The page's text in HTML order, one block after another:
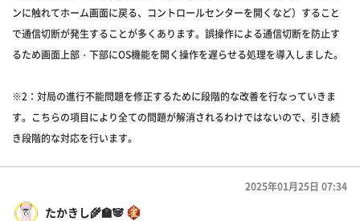
ンに触れてホーム画面に戻る、コントロールセンターを開くなど）すること
で通信切断が発生することが多くあります。誤操作による通信切断を防止す
るため画面上部・下部にOS機能を開く操作を遅らせる処理を導入しました。
※2：対局の進行不能問題を修正するために段階的な改善を行なっていきま
す。こちらの項目により全ての問題が解消されるわけではないので、引き続
き段階的な対応を行います。
たかきし🌾🏫🐼
2025年01月25日 07:34